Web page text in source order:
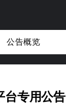
公告概览
专用公告